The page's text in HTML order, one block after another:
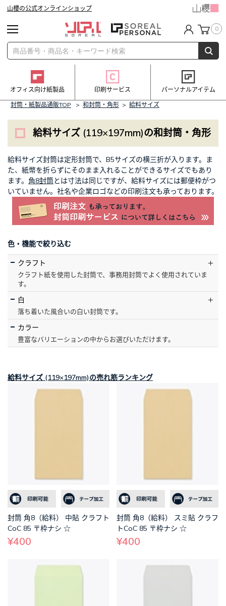
山櫻の公式オンラインショップ
0
オフィス向け紙製品 印刷サービス
パーソナルアイテム
封筒・紙製品通販TOP
> 和封筒・角形 > 給料サイズ
給料サイズ (119×197mm)の和封筒・角形
給料サイズ封筒は定形封筒で、B5サイズの横三折が入ります。ま
た、紙幣を折らずにそのまま入れることができるサイズでもあり
ます。 角8封筒とは寸法は同じですが、給料サイズには郵便枠がつ
いていません。社名や企業ロゴなどの印刷注文も承っております。
色・機能で絞り込む
クラフト
クラフト紙を使用した封筒で、事務用封筒でよく使用されていま
す。
白
落ち着いた風合いの白い封筒です。
カラー
豊富なバリエーションの中からお選びいただけます。
給料サイズ (119×197mm)の売れ筋ランキング
封筒 角8（給料） 中貼 クラフト
CoC 85 〒枠ナシ ☆
¥400
封筒 角8（給料） スミ貼 クラフ
トCoC 85 〒枠ナシ ☆
¥400